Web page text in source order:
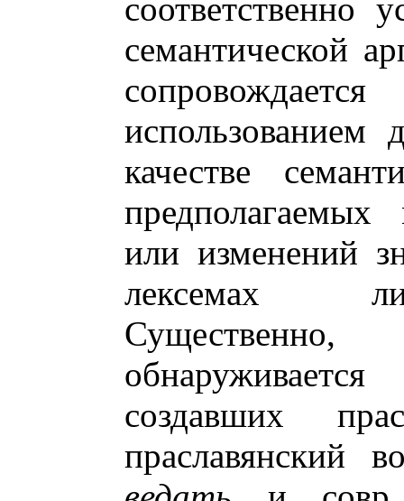
соответственно
семантической
использованием
качестве
или изменений
лексемах
создавших
праславянский